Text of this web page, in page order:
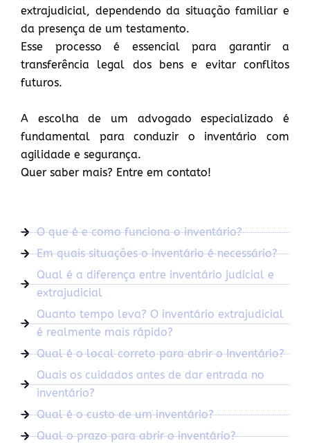
extrajudicial, dependendo da situação familiar e
da presença de um testamento.
Esse processo é essencial para garantir a
transferência legal dos bens e evitar conflitos
futuros.
A escolha de um advogado especializado é
fundamental para conduzir o inventário com
agilidade e segurança.
Quer saber mais? Entre em contato!
O que é e como funciona o inventário?
Em quais situações o inventário é necessário?
Qual é a diferença entre inventário judicial e
extrajudicial
Quanto tempo leva? O inventário extrajudicial
é realmente mais rápido?
Qual é o local correto para abrir o Inventário?
Quais os cuidados antes de dar entrada no
inventário?
Qual é o custo de um inventário?
Qual o prazo para abrir o inventário?